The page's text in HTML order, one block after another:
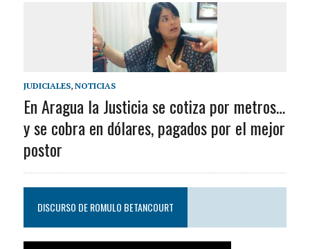
JUDICIALES, NOTICIAS
En Aragua la Justicia se cotiza por metros…
y se cobra en dólares, pagados por el mejor
postor
DISCURSO DE ROMULO BETANCOURT